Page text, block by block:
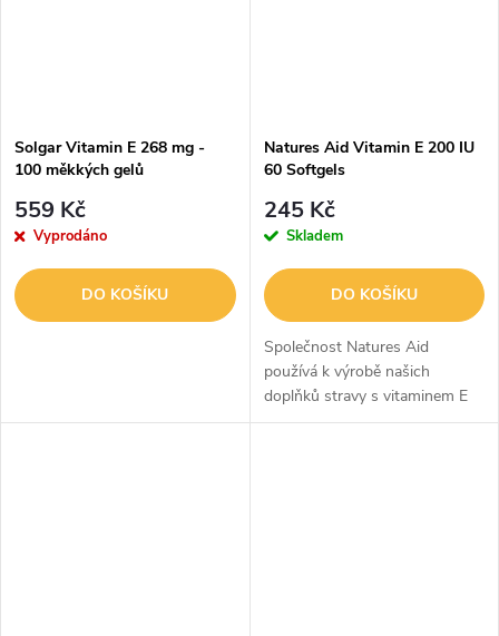
Solgar Vitamin E 268 mg -
100 měkkých gelů
559 Kč
Vyprodáno
DO KOŠÍKU
Natures Aid Vitamin E 200 IU
60 Softgels
245 Kč
Skladem
DO KOŠÍKU
Společnost Natures Aid
používá k výrobě našich
doplňků stravy s vitaminem E
vždy přírodní formu vitaminu E,